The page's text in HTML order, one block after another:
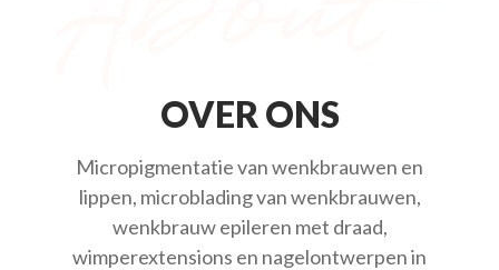
OVER ONS
Micropigmentatie van wenkbrauwen en
lippen, microblading van wenkbrauwen,
wenkbrauw epileren met draad,
wimperextensions en nagelontwerpen in